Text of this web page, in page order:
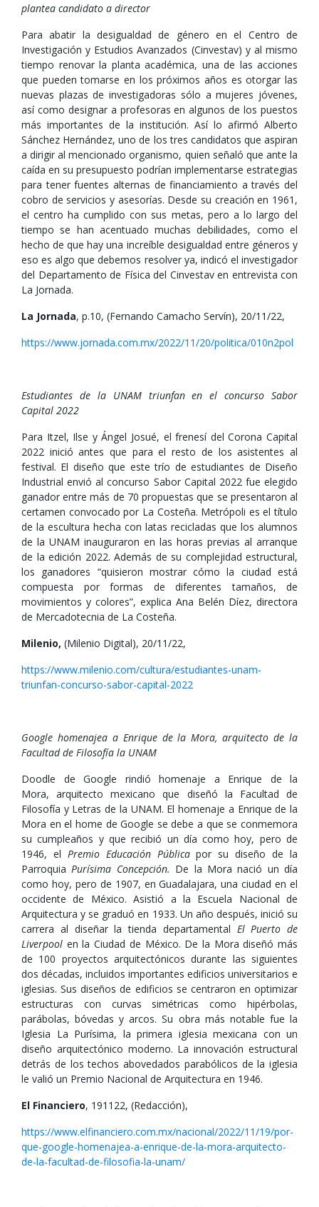
plantea candidato a director
Para abatir la desigualdad de género en el Centro de
Investigación y Estudios Avanzados (Cinvestav) y al mismo
tiempo renovar la planta académica, una de las acciones
que pueden tomarse en los próximos años es otorgar las
nuevas plazas de investigadoras sólo a mujeres jóvenes,
así como designar a profesoras en algunos de los puestos
más importantes de la institución. Así lo afirmó Alberto
Sánchez Hernández, uno de los tres candidatos que aspiran
a dirigir al mencionado organismo, quien señaló que ante la
caída en su presupuesto podrían implementarse estrategias
para tener fuentes alternas de financiamiento a través del
cobro de servicios y asesorías. Desde su creación en 1961,
el centro ha cumplido con sus metas, pero a lo largo del
tiempo se han acentuado muchas debilidades, como el
hecho de que hay una increíble desigualdad entre géneros y
eso es algo que debemos resolver ya, indicó el investigador
del Departamento de Física del Cinvestav en entrevista con
La Jornada.
La Jornada, p.10, (Fernando Camacho Servín), 20/11/22,
https://www.jornada.com.mx/2022/11/20/politica/010n2pol
Estudiantes de la UNAM triunfan en el concurso Sabor
Capital 2022
Para Itzel, Ilse y Ángel Josué, el frenesí del Corona Capital
2022 inició antes que para el resto de los asistentes al
festival. El diseño que este trío de estudiantes de Diseño
Industrial envió al concurso Sabor Capital 2022 fue elegido
ganador entre más de 70 propuestas que se presentaron al
certamen convocado por La Costeña. Metrópoli es el título
de la escultura hecha con latas recicladas que los alumnos
de la UNAM inauguraron en las horas previas al arranque
de la edición 2022. Además de su complejidad estructural,
los ganadores “quisieron mostrar cómo la ciudad está
compuesta por formas de diferentes tamaños, de
movimientos y colores”, explica Ana Belén Díez, directora
de Mercadotecnia de La Costeña.
Milenio, (Milenio Digital), 20/11/22,
https://www.milenio.com/cultura/estudiantes-unam-
triunfan-concurso-sabor-capital-2022
Google homenajea a Enrique de la Mora, arquitecto de la
Facultad de Filosofía la UNAM
Doodle de Google rindió homenaje a Enrique de la
Mora, arquitecto mexicano que diseñó la Facultad de
Filosofía y Letras de la UNAM. El homenaje a Enrique de la
Mora en el home de Google se debe a que se conmemora
su cumpleaños y que recibió un día como hoy, pero de
1946, el Premio Educación Públicapor su diseño de la
ParroquiaPurísima Concepción. De la Mora nació un día
como hoy, pero de 1907, en Guadalajara, una ciudad en el
occidente de México. Asistió a la Escuela Nacional de
Arquitectura y se graduó en 1933. Un año después, inició su
carrera al diseñar la tienda departamental El Puerto de
Liverpool en la Ciudad de México. De la Mora diseñó más
de 100 proyectos arquitectónicos durante las siguientes
dos décadas, incluidos importantes edificios universitarios e
iglesias. Sus diseños de edificios se centraron en optimizar
estructuras con curvas simétricas como hipérbolas,
parábolas, bóvedas y arcos. Su obra más notable fue la
Iglesia La Purísima, la primera iglesia mexicana con un
diseño arquitectónico moderno. La innovación estructural
detrás de los techos abovedados parabólicos de la iglesia
le valió un Premio Nacional de Arquitectura en 1946.
El Financiero, 191122, (Redacción),
https://www.elfinanciero.com.mx/nacional/2022/11/19/por-
que-google-homenajea-a-enrique-de-la-mora-arquitecto-
de-la-facultad-de-filosofia-la-unam/